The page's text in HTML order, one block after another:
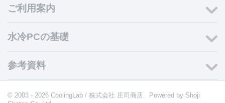
ご利用案内
水冷PCの基礎
参考資料
© 2003 - 2026 CoolingLab / 株式会社 庄司商店. Powered by Shoji